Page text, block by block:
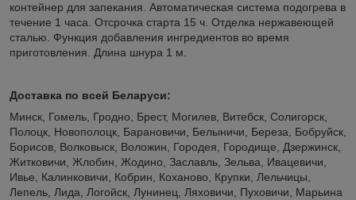
контейнер для запекания. Автоматическая система подогрева в
течение 1 часа. Отсрочка старта 15 ч. Отделка нержавеющей
сталью. Функция добавления ингредиентов во время
приготовления. Длина шнура 1 м.
Доставка по всей Беларуси:
Минск, Гомель, Гродно, Брест, Могилев, Витебск, Солигорск,
Полоцк, Новополоцк, Барановичи, Белыничи, Береза, Бобруйск,
Борисов, Волковыск, Воложин, Городея, Городище, Дзержинск,
Житковичи, Жлобин, Жодино, Заславль, Зельва, Ивацевичи,
Ивье, Калинковичи, Кобрин, Коханово, Крупки, Лельчицы,
Лепель, Лида, Логойск, Лунинец, Ляховичи, Пуховичи, Марьина